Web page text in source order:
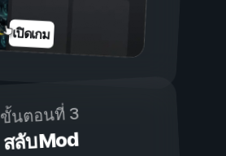
เปิดเกม
ขั้นตอนที่ 3
สลับ Mod